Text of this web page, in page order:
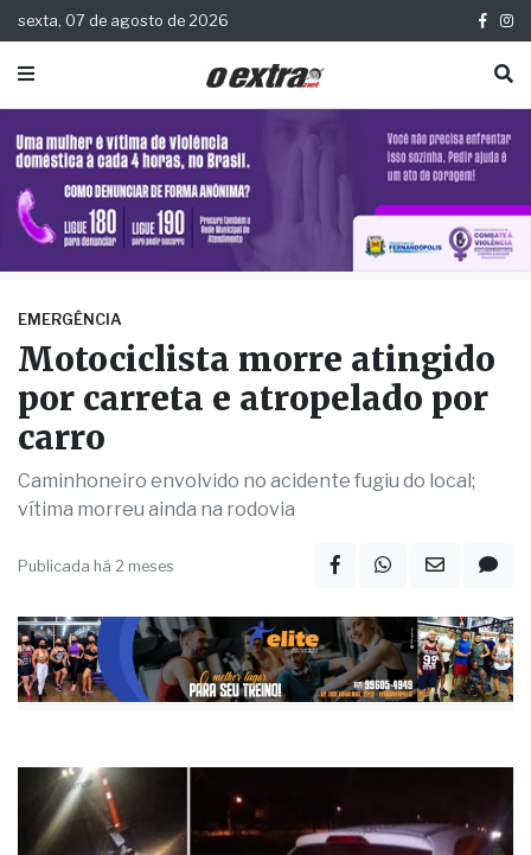
sexta, 07 de agosto de 2026
EMERGÊNCIA
Motociclista morre atingido
por carreta e atropelado por
carro
Caminhoneiro envolvido no acidente fugiu do local;
vítima morreu ainda na rodovia
Publicada há 2 meses